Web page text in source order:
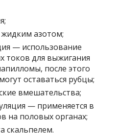
азотом;
— использование
токов для выжигания
после этого
оставаться рубцы;
вмешательства;
— применяется в
на половых органах;
скальпелем.